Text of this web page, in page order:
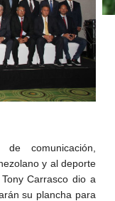
comunicación,
y al deporte
Carrasco dio a
su plancha para